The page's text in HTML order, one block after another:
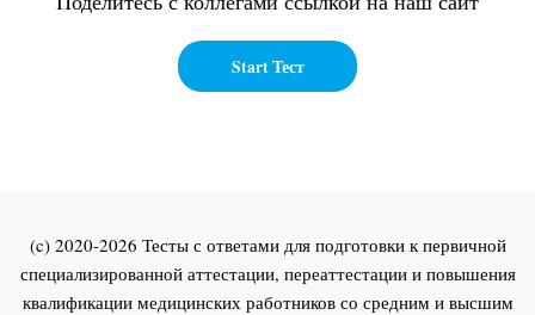
(c) 2020-2026 Тесты с ответами для подготовки к первичной
специализированной аттестации, переаттестации и повышения
квалификации медицинских работников со средним и высшим